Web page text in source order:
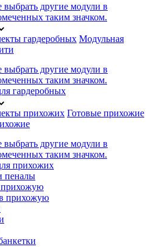
другие модули в
таким значком.
гардеробных Модульная
другие модули в
таким значком.
гардеробных
прихожих Готовые прихожие
другие модули в
таким значком.
прихожих
прихожую